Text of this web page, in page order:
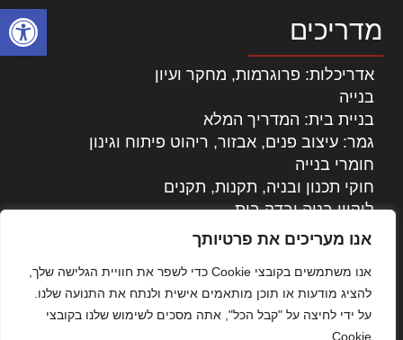
פתח
אנו מעריכים את פרטיותך
אנו משתמשים בקובצי Cookie כדי לשפר את חוויית הגלישה שלך,
להציג מודעות או תוכן מותאמים אישית ולנתח את התנועה שלנו.
על ידי לחיצה על "קבל הכל", אתה מסכים לשימוש שלנו בקובצי
Cookie.
מדריכים
אדריכלות: פרוגרמות, מחקר ועיון
בנייה
בניית בית: המדריך המלא
גמר: עיצוב פנים, אבזור, ריהוט פיתוח וגינון
חומרי בנייה
חוקי תכנון ובניה, תקנות, תקנים
ליקויי בניה ובדק בית
נדל"ן: זכויות, אגרות ועסקאות
עקרונות ניהול אחזקה מתקדמות
צילום אדריכלי
שיווק נדלן